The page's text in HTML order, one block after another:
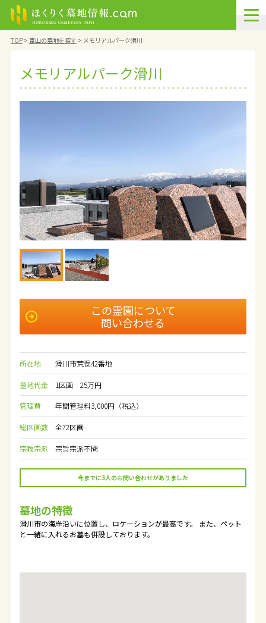
TOP> 富山の墓地を探す > メモリアルパーク滑川
メモリアルパーク滑川
この霊園について
問い合わせる
所在地 滑川市荒俣42番地
墓地代金 1区画 25万円
管理費 年間管理料3,000円（税込）
総区画数 全72区画
宗教宗派 宗旨宗派不問
今までに3人のお問い合わせがありました
墓地の特徴
滑川市の海岸沿いに位置し、ロケーションが最高です。 また、ペット
と一緒に入れるお墓も併設しております。